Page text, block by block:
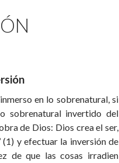
en lo sobrenatural, si
sobrenatural invertido del
de Dios: Dios crea el ser,
(1) y efectuar la inversión de
de que las cosas irradien